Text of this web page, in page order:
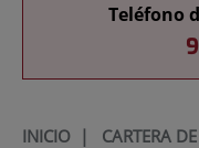
Teléfono
INICIO| CARTERA